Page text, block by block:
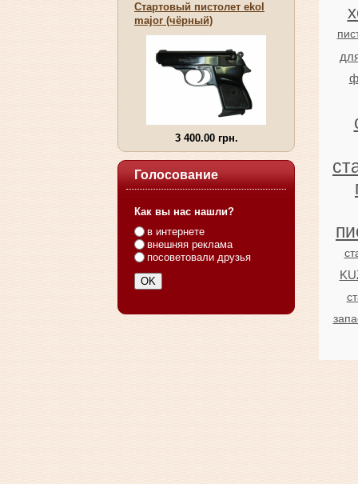
Стартовый пистолет ekol
major (чёрный)
3 400.00 грн.
Голосование
Как вы нас нашли?
в интернете
внешняя реклама
посоветовали друзья